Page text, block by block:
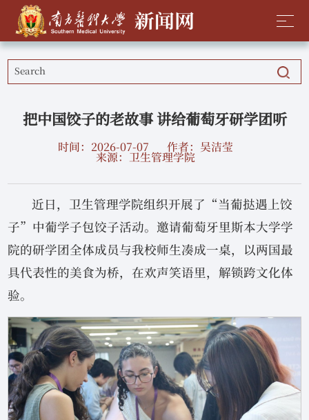
把中国饺子的老故事 讲给葡萄牙研学团听
时间：2026-07-07 作者：吴洁莹
来源：卫生管理学院
近日，卫生管理学院组织开展了“当葡挞遇上饺
子”中葡学子包饺子活动。邀请葡萄牙里斯本大学学
院的研学团全体成员与我校师生凑成一桌，以两国最
具代表性的美食为桥，在欢声笑语里，解锁跨文化体
验。